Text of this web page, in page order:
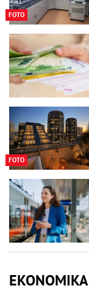
FOTO
FOTO
EKONOMIKA